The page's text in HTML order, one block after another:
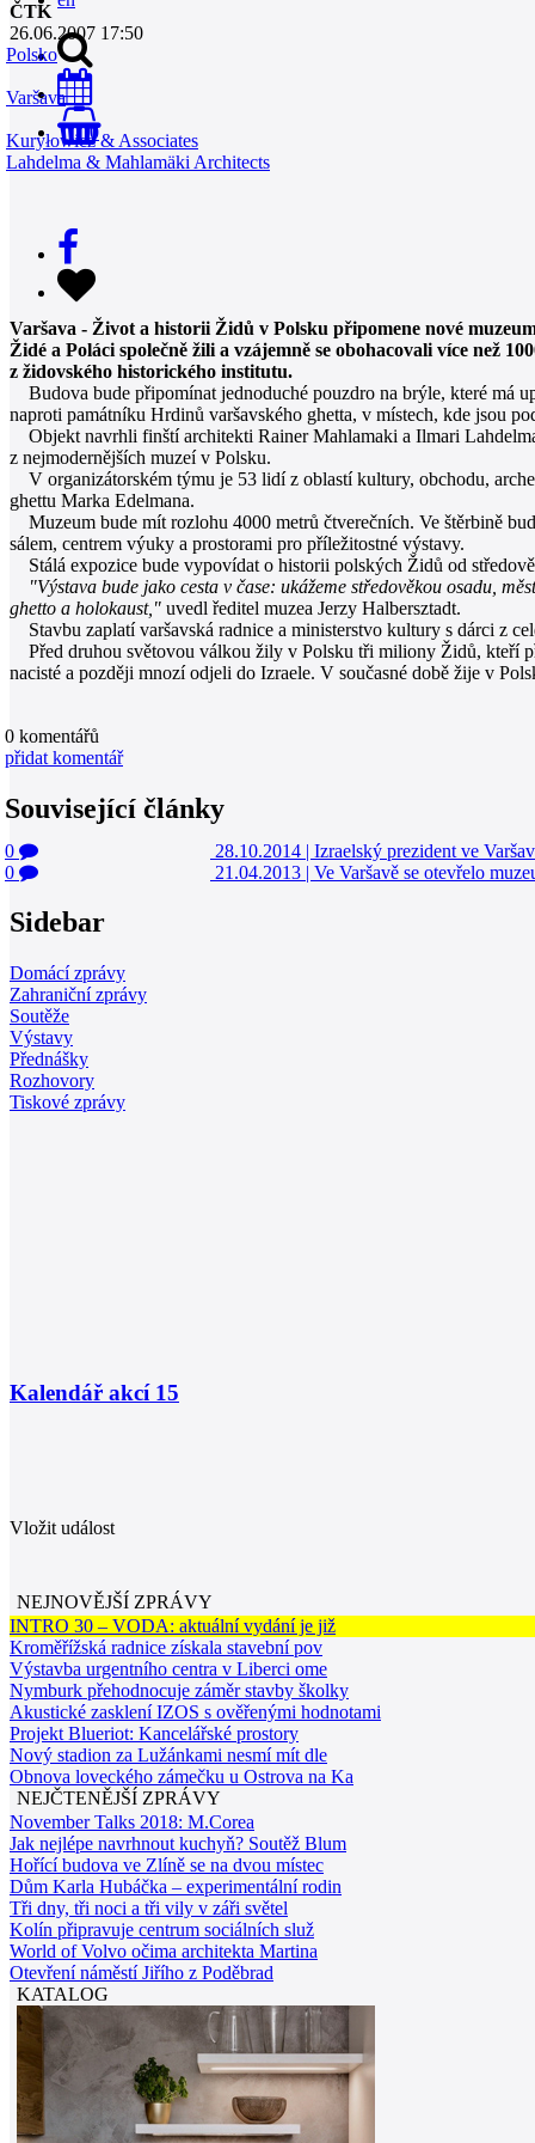
0
ČTK
26.06.2007 17:50
Polsko
Varšava
Kuryłowicz & Associates
Lahdelma & Mahlamäki Architects
Varšava - Život a historii Židů v Polsku připomene nové
Židé a Poláci společně žili a vzájemně se obohacovali více než
z židovského historického institutu.
Budova bude připomínat jednoduché pouzdro na brýle, které má
naproti památníku Hrdinů varšavského ghetta, v místech, kde jsou
Objekt navrhli finští architekti Rainer Mahlamaki a Ilmari
z nejmodernějších muzeí v Polsku.
V organizátorském týmu je 53 lidí z oblastí kultury, obchodu,
ghettu Marka Edelmana.
Muzeum bude mít rozlohu 4000 metrů čtverečních. Ve štěrbině
sálem, centrem výuky a prostorami pro příležitostné výstavy.
Stálá expozice bude vypovídat o historii polských Židů od
"Výstava bude jako cesta v čase: ukážeme středověkou osadu,
ghetto a holokaust," uvedl ředitel muzea Jerzy Halbersztadt.
Stavbu zaplatí varšavská radnice a ministerstvo kultury s dárci z
Před druhou světovou válkou žily v Polsku tři miliony Židů, kteří
nacisté a později mnozí odjeli do Izraele. V současné době žije v
0 komentářů
přidat komentář
Související články
0 28.10.2014 | Izraelský prezident ve
0
21.04.2013 | Ve Varšavě se otevřelo
Sidebar
Domácí zprávy
Zahraniční zprávy
Soutěže
Výstavy
Přednášky
Rozhovory
Tiskové zprávy
Kalendář akcí 15
Vložit událost
NEJNOVĚJŠÍ ZPRÁVY
INTRO 30 – VODA: aktuální vydání je již
Kroměřížská radnice získala stavební pov
Výstavba urgentního centra v Liberci ome
Nymburk přehodnocuje záměr stavby školky
Akustické zasklení IZOS s ověřenými hodnotami
Projekt Blueriot: Kancelářské prostory
Nový stadion za Lužánkami nesmí mít dle
Obnova loveckého zámečku u Ostrova na Ka
NEJČTENĚJŠÍ ZPRÁVY
November Talks 2018: M.Corea
Jak nejlépe navrhnout kuchyň? Soutěž Blum
Hořící budova ve Zlíně se na dvou místec
Dům Karla Hubáčka – experimentální rodin
Tři dny, tři noci a tři vily v záři světel
Kolín připravuje centrum sociálních služ
World of Volvo očima architekta Martina
Otevření náměstí Jiřího z Poděbrad
KATALOG